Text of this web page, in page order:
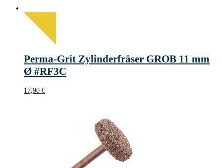
Perma-Grit Zylinderfräser GROB 11 mm
Ø #RF3C
17,90 €